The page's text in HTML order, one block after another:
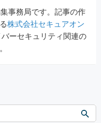
事務局です。記事の作
株式会社セキュアオン
ーセキュリティ関連の